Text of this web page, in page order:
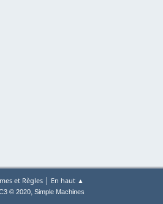
et Règles| En haut ▲
© 2020, Simple Machines